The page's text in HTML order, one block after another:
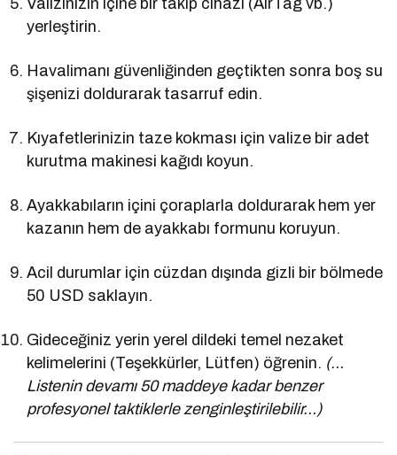
yerleştirin.
Havalimanı güvenliğinden geçtikten sonra boş su
şişenizi doldurarak tasarruf edin.
Kıyafetlerinizin taze kokması için valize bir adet
kurutma makinesi kağıdı koyun.
Ayakkabıların içini çoraplarla doldurarak hem yer
kazanın hem de ayakkabı formunu koruyun.
Acil durumlar için cüzdan dışında gizli bir bölmede
50 USD saklayın.
Gideceğiniz yerin yerel dildeki temel nezaket
kelimelerini (Teşekkürler, Lütfen) öğrenin. (…
Listenin devamı 50 maddeye kadar benzer
profesyonel taktiklerle zenginleştirilebilir…)